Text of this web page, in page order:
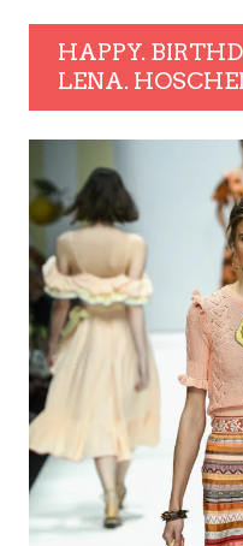
HAPPY.
LENA.